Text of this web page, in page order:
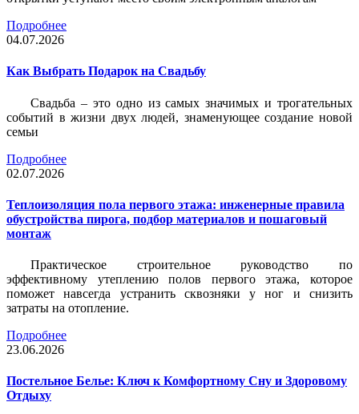
Подробнее
04.07.2026
Как Выбрать Подарок на Свадьбу
Свадьба – это одно из самых значимых и трогательных
событий в жизни двух людей, знаменующее создание новой
семьи
Подробнее
02.07.2026
Теплоизоляция пола первого этажа: инженерные правила
обустройства пирога, подбор материалов и пошаговый
монтаж
Практическое строительное руководство по
эффективному утеплению полов первого этажа, которое
поможет навсегда устранить сквозняки у ног и снизить
затраты на отопление.
Подробнее
23.06.2026
Постельное Белье: Ключ к Комфортному Сну и Здоровому
Отдыху